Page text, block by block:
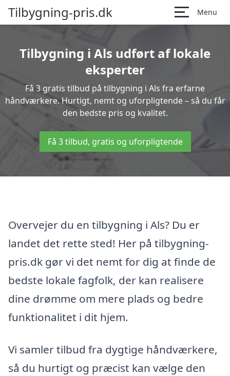
Tilbygning-pris.dk Menu
Tilbygning i Als udført af lokale
eksperter
Få 3 gratis tilbud på tilbygning i Als fra erfarne
håndværkere. Hurtigt, nemt og uforpligtende – så du får
den bedste pris og kvalitet.
Få 3 tilbud, gratis og uforpligtende
Overvejer du en tilbygning i Als? Du er
landet det rette sted! Her på tilbygning-
pris.dk gør vi det nemt for dig at finde de
bedste lokale fagfolk, der kan realisere
dine drømme om mere plads og bedre
funktionalitet i dit hjem.
Vi samler tilbud fra dygtige håndværkere,
så du hurtigt og præcist kan vælge den